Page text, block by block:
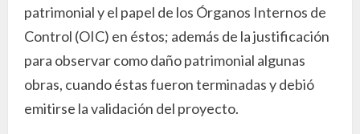
patrimonial y el papel de los Órganos Internos de
Control (OIC) en éstos; además de la justificación
para observar como daño patrimonial algunas
obras, cuando éstas fueron terminadas y debió
emitirse la validación del proyecto.